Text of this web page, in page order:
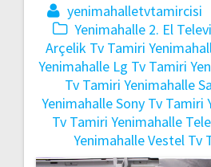
yenimahalletvtamircisi
Yenimahalle 2. El
Arçelik Tv Tamiri
Yenimahalle Lg Tv Tamiri
Tv Tamiri Yenimahalle
Yenimahalle Sony Tv Tamiri
Tv Tamiri Yenimahalle
Yenimahalle Vestel Tv